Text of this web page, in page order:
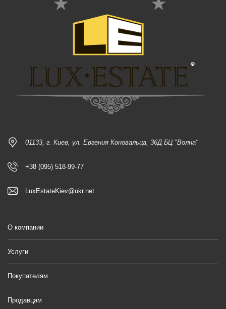
01133, г. Киев, ул. Евгения Коновальца, 36Д БЦ "Волна"
+38 (095) 518-99-77
LuxEstateKiev@ukr.net
О компании
Услуги
Покупателям
Продавцам